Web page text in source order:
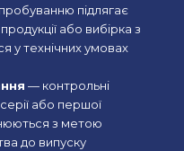
підлягає
або вибірка з
у технічних умовах
— контрольні
або першої
з метою
до випуску